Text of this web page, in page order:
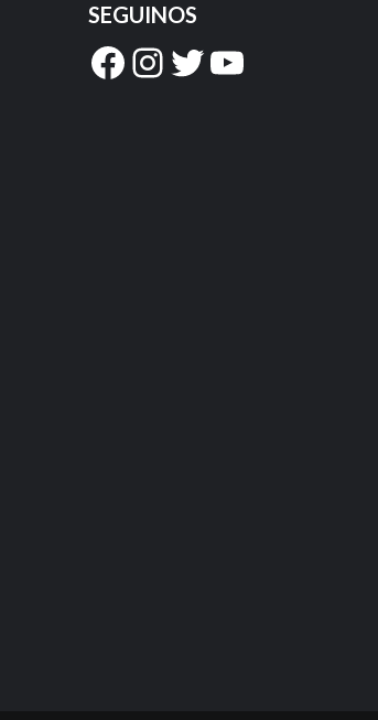
SEGUINOS
Facebook
Instagram
Twitter
YouTube